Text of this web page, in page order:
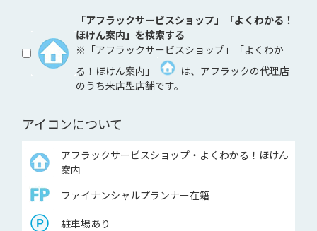
「アフラックサービスショップ」「よくわかる！
ほけん案内」を検索する
※「アフラックサービスショップ」「よくわか
る！ほけん案内」
は、アフラックの代理店
のうち来店型店舗です。
アイコンについて
アフラックサービスショップ・よくわかる！ほけん
案内
ファイナンシャルプランナー在籍
駐車場あり